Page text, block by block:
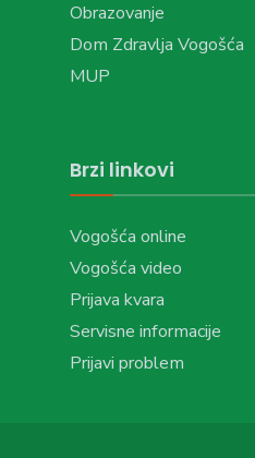
Obrazovanje
Dom Zdravlja Vogošća
MUP
Brzi linkovi
Vogošća online
Vogošća video
Prijava kvara
Servisne informacije
Prijavi problem